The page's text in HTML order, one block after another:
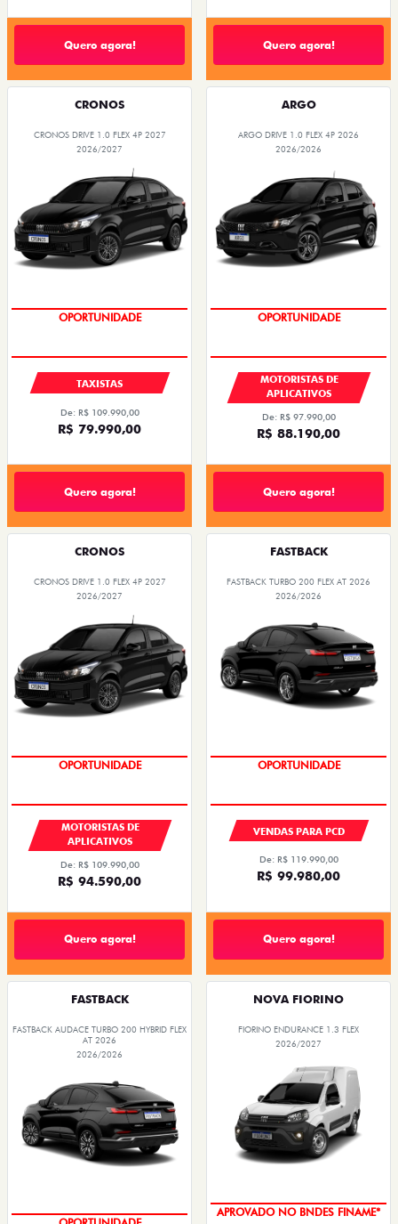
Quero agora! Quero agora!
CRONOS
CRONOS DRIVE 1.0 FLEX 4P 2027
2026/2027
OPORTUNIDADE
TAXISTAS
De: R$ 109.990,00
R$ 79.990,00
Quero agora!
ARGO
ARGO DRIVE 1.0 FLEX 4P 2026
2026/2026
OPORTUNIDADE
MOTORISTAS DE
APLICATIVOS
De: R$ 97.990,00
R$ 88.190,00
Quero agora!
CRONOS
CRONOS DRIVE 1.0 FLEX 4P 2027
2026/2027
OPORTUNIDADE
MOTORISTAS DE
APLICATIVOS
De: R$ 109.990,00
R$ 94.590,00
Quero agora!
FASTBACK
FASTBACK TURBO 200 FLEX AT 2026
2026/2026
OPORTUNIDADE
VENDAS PARA PCD
De: R$ 119.990,00
R$ 99.980,00
Quero agora!
FASTBACK
FASTBACK AUDACE TURBO 200 HYBRID FLEX
AT 2026
2026/2026
NOVA FIORINO
FIORINO ENDURANCE 1.3 FLEX
2026/2027
APROVADO NO BNDES FINAME*